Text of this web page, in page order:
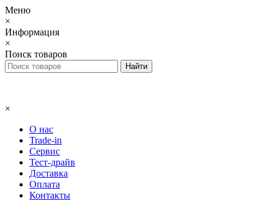
Меню
×
Информация
×
Поиск товаров
×
О нас
Trade-in
Сервис
Тест-драйв
Доставка
Оплата
Контакты